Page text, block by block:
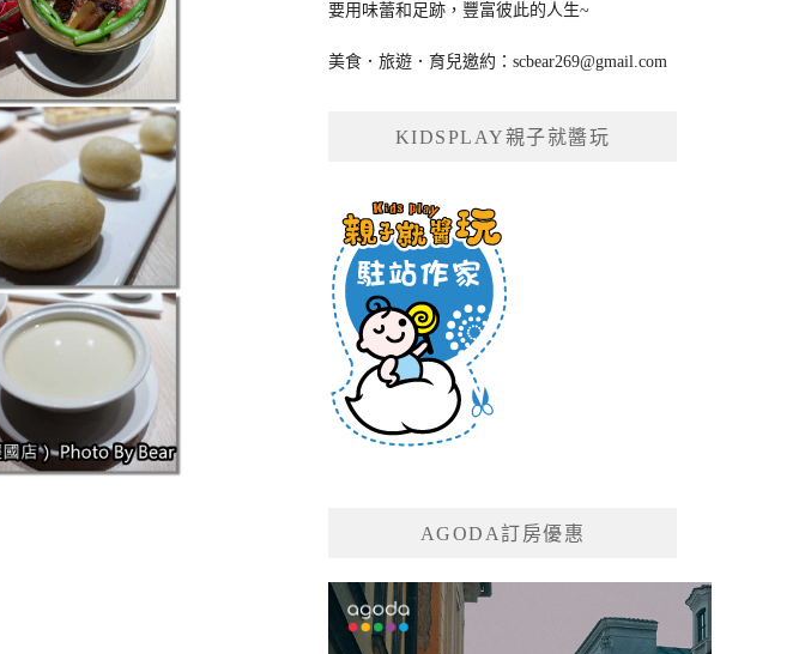
要用味蕾和足跡，豐富彼此的人生~
美食．旅遊．育兒邀約：scbear269@gmail.com
KIDSPLAY親子就醬玩
AGODA訂房優惠